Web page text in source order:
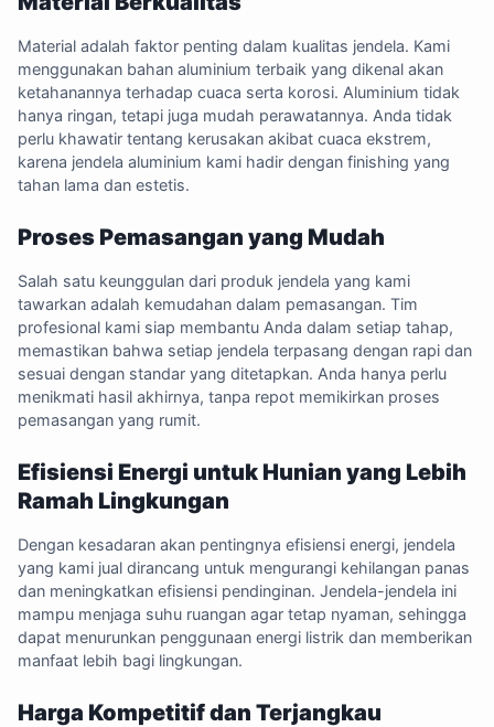
Material adalah faktor penting dalam kualitas jendela. Kami
menggunakan bahan aluminium terbaik yang dikenal akan
ketahanannya terhadap cuaca serta korosi. Aluminium tidak
hanya ringan, tetapi juga mudah perawatannya. Anda tidak
perlu khawatir tentang kerusakan akibat cuaca ekstrem,
karena jendela aluminium kami hadir dengan finishing yang
tahan lama dan estetis.
Proses Pemasangan yang Mudah
Salah satu keunggulan dari produk jendela yang kami
tawarkan adalah kemudahan dalam pemasangan. Tim
profesional kami siap membantu Anda dalam setiap tahap,
memastikan bahwa setiap jendela terpasang dengan rapi dan
sesuai dengan standar yang ditetapkan. Anda hanya perlu
menikmati hasil akhirnya, tanpa repot memikirkan proses
pemasangan yang rumit.
Efisiensi Energi untuk Hunian yang Lebih
Ramah Lingkungan
Dengan kesadaran akan pentingnya efisiensi energi, jendela
yang kami jual dirancang untuk mengurangi kehilangan panas
dan meningkatkan efisiensi pendinginan. Jendela-jendela ini
mampu menjaga suhu ruangan agar tetap nyaman, sehingga
dapat menurunkan penggunaan energi listrik dan memberikan
manfaat lebih bagi lingkungan.
Harga Kompetitif dan Terjangkau